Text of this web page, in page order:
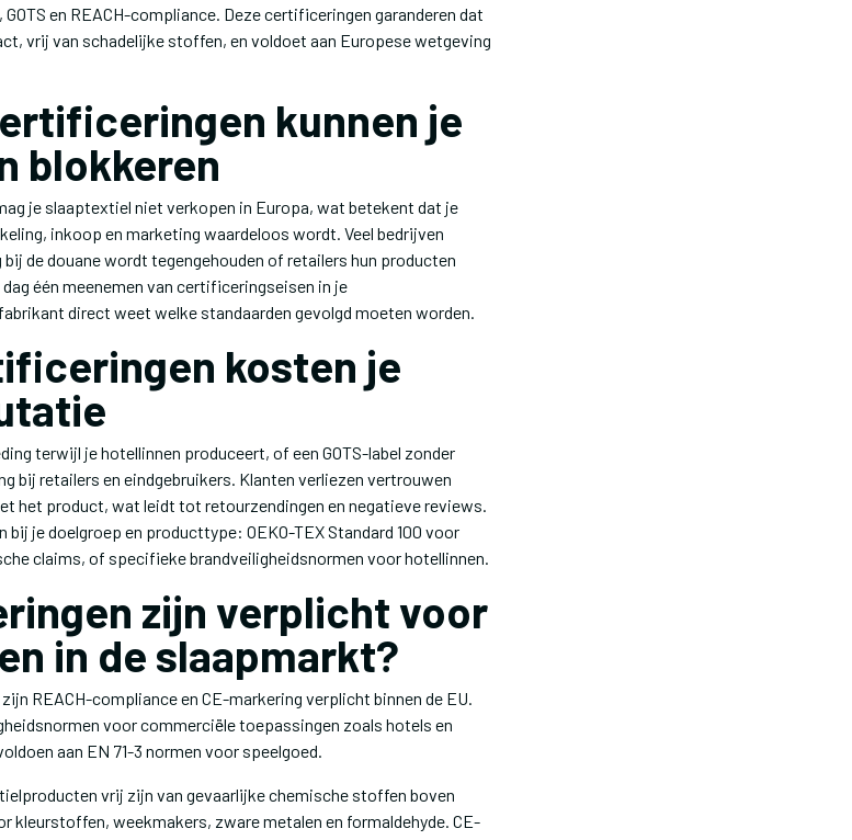
en REACH-compliance. Deze certificeringen garanderen dat
vrij van schadelijke stoffen, en voldoet aan Europese wetgeving
kunnen je
blokkeren
je slaaptextiel niet verkopen in Europa, wat betekent dat je
inkoop en marketing waardeloos wordt. Veel bedrijven
de douane wordt tegengehouden of retailers hun producten
één meenemen van certificeringseisen in je
direct weet welke standaarden gevolgd moeten worden.
kosten je
terwijl je hotellinnen produceert, of een GOTS-label zonder
bij retailers en eindgebruikers. Klanten verliezen vertrouwen
het product, wat leidt tot retourzendingen en negatieve reviews.
je doelgroep en producttype: OEKO-TEX Standard 100 voor
claims, of specifieke brandveiligheidsnormen voor hotellinnen.
zijn verplicht voor
in de slaapmarkt?
REACH-compliance en CE-markering verplicht binnen de EU.
voor commerciële toepassingen zoals hotels en
aan EN 71-3 normen voor speelgoed.
vrij zijn van gevaarlijke chemische stoffen boven
kleurstoffen, weekmakers, zware metalen en formaldehyde. CE-